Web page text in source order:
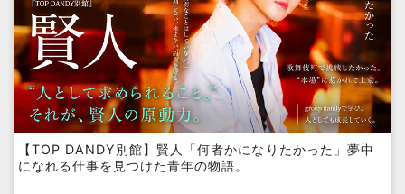
【TOP DANDY別館】賢人「何者かになりたかった」夢中
になれる仕事を見つけた青年の物語。